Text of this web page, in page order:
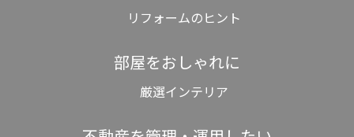
リフォームのヒント
部屋をおしゃれに
厳選インテリア